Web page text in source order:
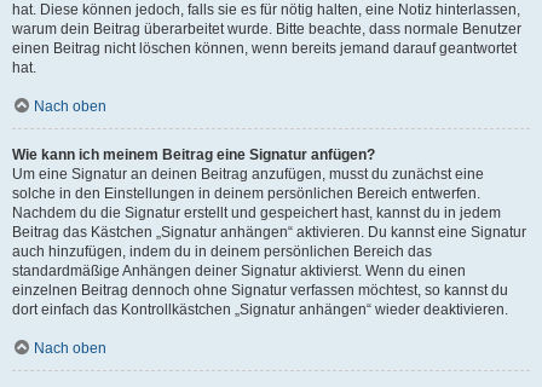
hat. Diese können jedoch, falls sie es für nötig halten, eine Notiz hinterlassen,
warum dein Beitrag überarbeitet wurde. Bitte beachte, dass normale Benutzer
einen Beitrag nicht löschen können, wenn bereits jemand darauf geantwortet
hat.
Nach oben
Wie kann ich meinem Beitrag eine Signatur anfügen?
Um eine Signatur an deinen Beitrag anzufügen, musst du zunächst eine
solche in den Einstellungen in deinem persönlichen Bereich entwerfen.
Nachdem du die Signatur erstellt und gespeichert hast, kannst du in jedem
Beitrag das Kästchen „Signatur anhängen“ aktivieren. Du kannst eine Signatur
auch hinzufügen, indem du in deinem persönlichen Bereich das
standardmäßige Anhängen deiner Signatur aktivierst. Wenn du einen
einzelnen Beitrag dennoch ohne Signatur verfassen möchtest, so kannst du
dort einfach das Kontrollkästchen „Signatur anhängen“ wieder deaktivieren.
Nach oben